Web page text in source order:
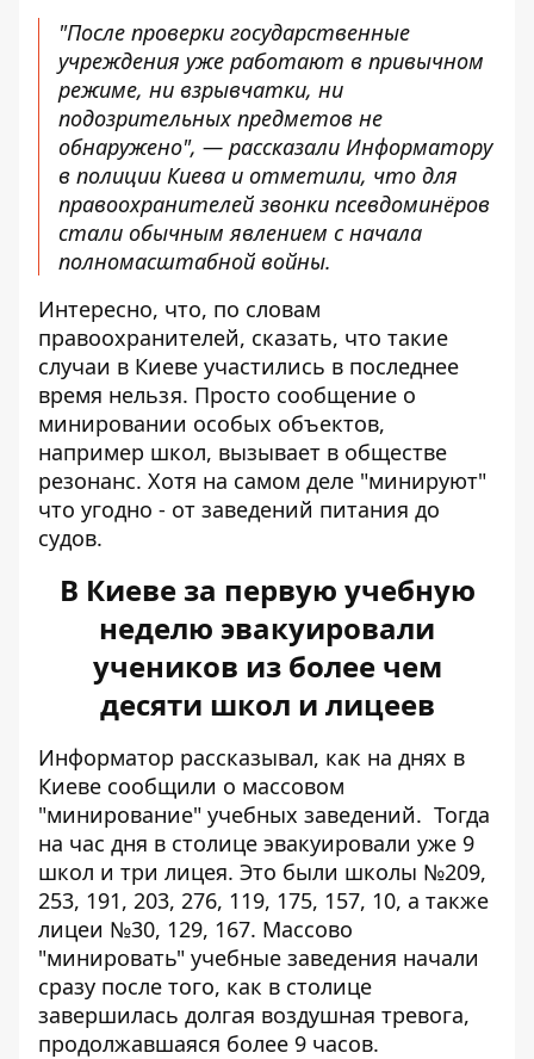
"После проверки государственные
учреждения уже работают в привычном
режиме, ни взрывчатки, ни
подозрительных предметов не
обнаружено", — рассказали Информатору
в полиции Киева и отметили, что для
правоохранителей звонки псевдоминёров
стали обычным явлением с начала
полномасштабной войны.
Интересно, что, по словам
правоохранителей, сказать, что такие
случаи в Киеве участились в последнее
время нельзя. Просто сообщение о
минировании особых объектов,
например школ, вызывает в обществе
резонанс. Хотя на самом деле "минируют"
что угодно - от заведений питания до
судов.
В Киеве за первую учебную
неделю эвакуировали
учеников из более чем
десяти школ и лицеев
Информатор рассказывал, как на днях в
Киеве сообщили о массовом
"минирование" учебных заведений. Тогда
на час дня в столице эвакуировали уже 9
школ и три лицея. Это были школы №209,
253, 191, 203, 276, 119, 175, 157, 10, а также
лицеи №30, 129, 167. Массово
"минировать" учебные заведения начали
сразу после того, как в столице
завершилась долгая воздушная тревога,
продолжавшаяся более 9 часов.